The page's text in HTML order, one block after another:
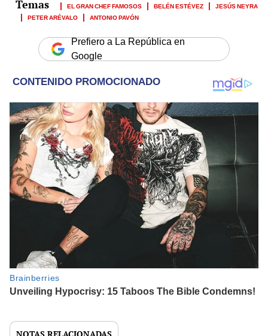
EL GRAN CHEF FAMOSOS BELÉN ESTÉVEZ
JESÚS NEYRA
PETER ARÉVALO
ANTONIO PAVÓN
Prefiero a La República en
Google